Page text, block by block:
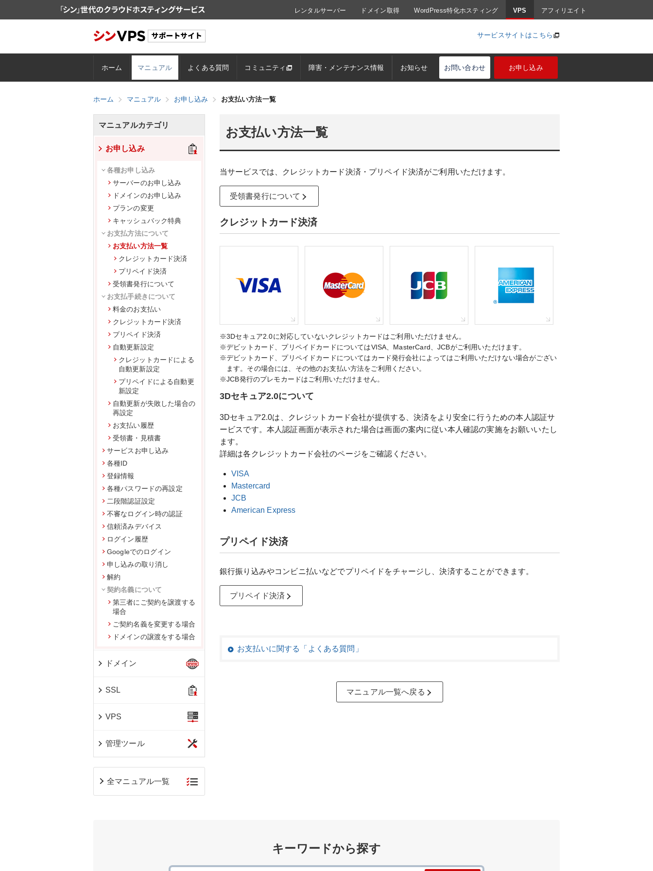
レンタルサーバー ドメイン取得 WordPress特化ホスティング VPS アフィリエイト
サービスサイトはこちら
ホーム マニュアル よくある質問 コミュニティ 障害・メンテナンス情報 お知らせ お問い合わせ お申し込み
ホーム マニュアル お申し込み お支払い方法一覧
お支払い方法一覧
当サービスでは、クレジットカード決済・プリペイド決済がご利用いただけます。
受領書発行について
クレジットカード決済
※3Dセキュア2.0に対応していないクレジットカードはご利用いただけません。
※デビットカード、プリペイドカードについてはVISA、MasterCard、JCBがご利用いただけます。
※デビットカード、プリペイドカードについてはカード発行会社によってはご利用いただけない場合がござい
ます。その場合には、その他のお支払い方法をご利用ください。
※JCB発行のプレモカードはご利用いただけません。
3Dセキュア2.0について
3Dセキュア2.0は、クレジットカード会社が提供する、決済をより安全に行うための本人認証サ
ービスです。本人認証画面が表示された場合は画面の案内に従い本人確認の実施をお願いいたし
ます。
詳細は各クレジットカード会社のページをご確認ください。
VISA
Mastercard
JCB
American Express
プリペイド決済
銀行振り込みやコンビニ払いなどでプリペイドをチャージし、決済することができます。
プリペイド決済
お支払いに関する「よくある質問」
マニュアル一覧へ戻る
マニュアルカテゴリ
お申し込み
各種お申し込み
サーバーのお申し込み
ドメインのお申し込み
プランの変更
キャッシュバック特典
お支払方法について
お支払い方法一覧
クレジットカード決済
プリペイド決済
受領書発行について
お支払手続きについて
料金のお支払い
クレジットカード決済
プリペイド決済
自動更新設定
クレジットカードによる
自動更新設定
プリペイドによる自動更
新設定
自動更新が失敗した場合の
再設定
お支払い履歴
受領書・見積書
サービスお申し込み
各種ID
登録情報
各種パスワードの再設定
二段階認証設定
不審なログイン時の認証
信頼済みデバイス
ログイン履歴
Googleでのログイン
申し込みの取り消し
解約
契約名義について
第三者にご契約を譲渡する
場合
ご契約名義を変更する場合
ドメインの譲渡をする場合
ドメイン
SSL
VPS
管理ツール
全マニュアル一覧
キーワードから探す